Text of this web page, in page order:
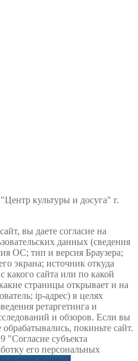
культуры и досуга" г.
вы даете согласие на
данных (сведения
ОС; тип и версия Браузера;
экрана; источник откуда
какого сайта или по какой
страницы открывает и на
ip-адрес) в целях
ретаргетинга и
и обзоров. Если вы
покиньте сайт.
"Согласие субъекта
его персональных